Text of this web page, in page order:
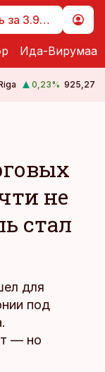
Подпишитесь за 3.99 €
Ида-Вирумаа
0,23% 925,27
не
стал
для
под
— но